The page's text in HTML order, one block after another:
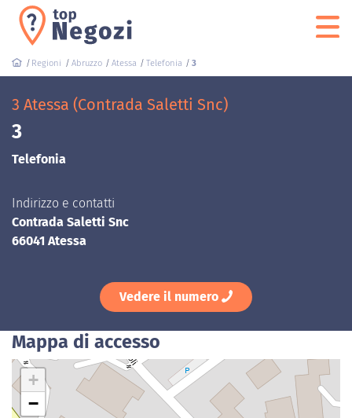
Regioni Abruzzo Atessa Telefonia 3
3 Atessa (Contrada Saletti Snc)
3
Telefonia
Indirizzo e contatti
Contrada Saletti Snc
66041 Atessa
Vedere il numero
Mappa di accesso
+
−